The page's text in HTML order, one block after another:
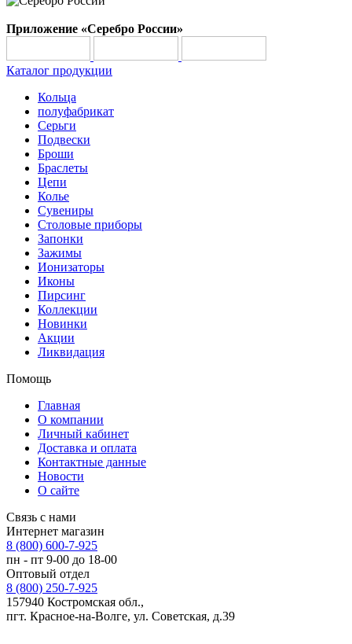
Приложение «Серебро России»
Каталог продукции
Кольца
полуфабрикат
Серьги
Подвески
Броши
Браслеты
Цепи
Колье
Сувениры
Столовые приборы
Запонки
Зажимы
Ионизаторы
Иконы
Пирсинг
Коллекции
Новинки
Акции
Ликвидация
Помощь
Главная
О компании
Личный кабинет
Доставка и оплата
Контактные данные
Новости
О сайте
Связь с нами
Интернет магазин
8 (800) 600-7-925
пн - пт 9-00 до 18-00
Оптовый отдел
8 (800) 250-7-925
157940 Костромская обл.,
пгт. Красное-на-Волге, ул. Советская, д.39